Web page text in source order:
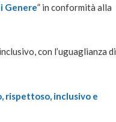
Genere” in conformità alla
con l’uguaglianza di
rispettoso, inclusivo e